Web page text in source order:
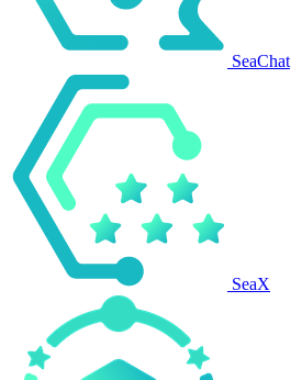
SeaChat
SeaX